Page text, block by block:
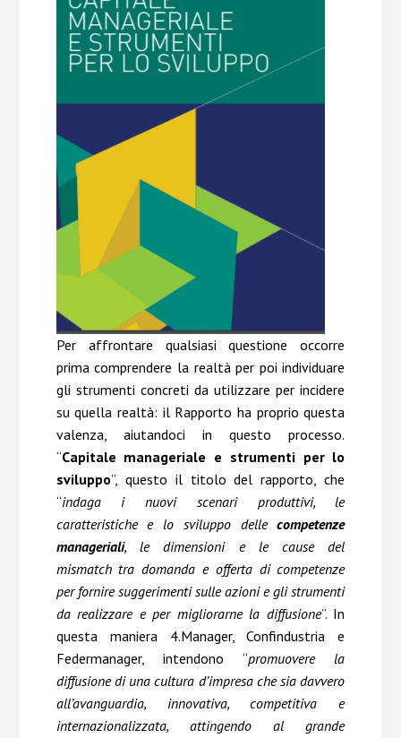
Per affrontare qualsiasi questione occorre
prima comprendere la realtà per poi individuare
gli strumenti concreti da utilizzare per incidere
su quella realtà: il Rapporto ha proprio questa
valenza, aiutandoci in questo processo.
“Capitale manageriale e strumenti per lo
sviluppo”, questo il titolo del rapporto, che
“indaga i nuovi scenari produttivi, le
caratteristiche e lo sviluppo dellecompetenze
manageriali, le dimensioni e le cause del
mismatch tra domanda e offerta di competenze
per fornire suggerimenti sulle azioni e gli strumenti
da realizzare e per migliorarne la diffusione”. In
questa maniera 4.Manager, Confindustria e
Federmanager, intendono “promuovere la
diffusione di una cultura d’impresa che sia davvero
all’avanguardia, innovativa, competitiva e
internazionalizzata, attingendo al grande